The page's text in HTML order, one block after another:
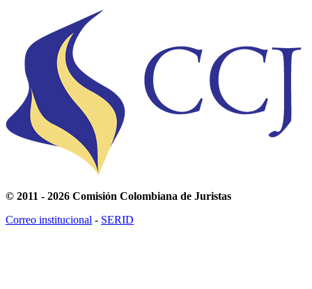
© 2011 - 2026 Comisión Colombiana de Juristas
Correo institucional - SERID